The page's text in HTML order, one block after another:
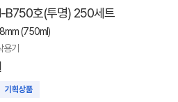
B750호(투명) 250세트
(750ml)
기